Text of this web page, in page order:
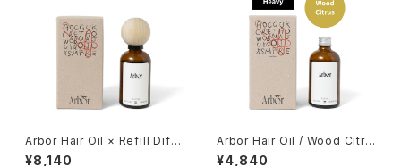
Arbor Hair Oil × Refill Diffu
ser Set
¥8,140
Arbor Hair Oil / Wood Citru
s
¥4,840